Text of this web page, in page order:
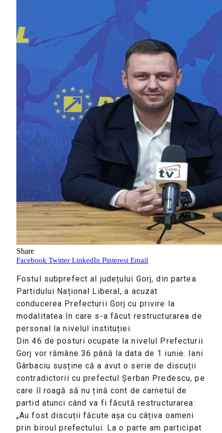
Share
Facebook Twitter LinkedIn Pinterest Email
Fostul subprefect al județului Gorj, din partea
Partidului Național Liberal, a acuzat
conducerea Prefecturii Gorj cu privire la
modalitatea în care s-a făcut restructurarea de
personal la nivelul instituției.
Din 46 de posturi ocupate la nivelul Prefecturii
Gorj vor rămâne 36 până la data de 1 iunie. Iani
Gârbaciu susține că a avut o serie de discuții
contradictorii cu prefectul Șerban Predescu, pe
care îl roagă să nu țină cont de carnetul de
partid atunci când va fi făcută restructurarea:
„Au fost discuții făcute așa cu câțiva oameni
prin biroul prefectului. La o parte am participat